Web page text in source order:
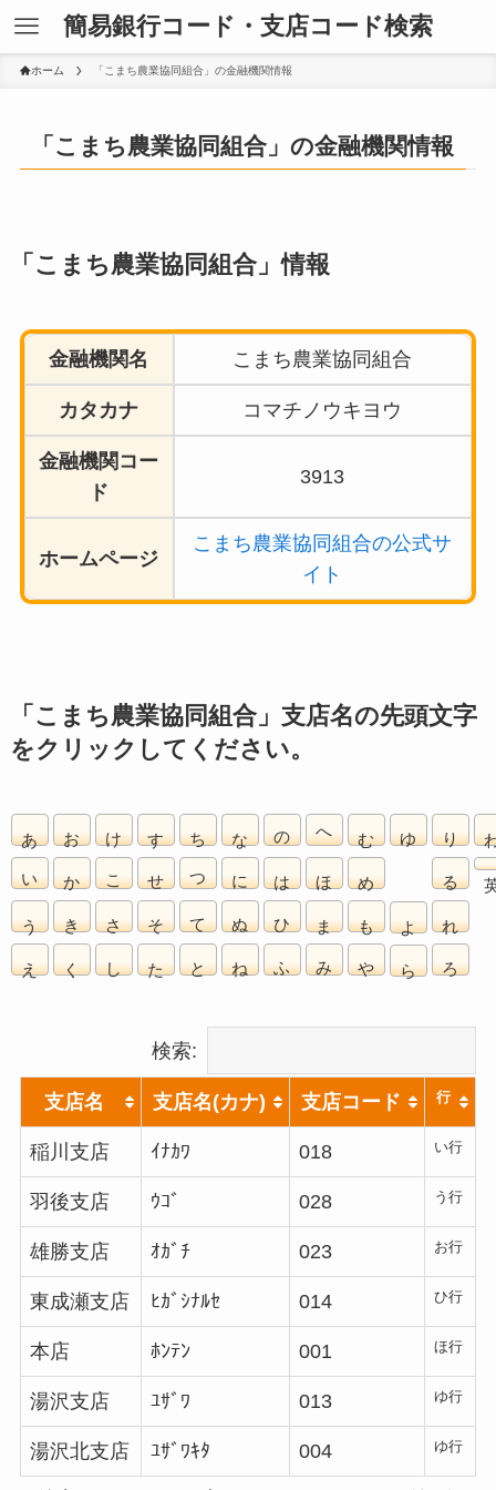
簡易銀行コード・支店コード検索
ホーム 「こまち農業協同組合」の金融機関情報
「こまち農業協同組合」の金融機関情報
「こまち農業協同組合」情報
金融機関名 こまち農業協同組合
カタカナ コマチノウキヨウ
金融機関コー
ド
3913
ホームページ
こまち農業協同組合の公式サ
イト
「こまち農業協同組合」支店名の先頭文字
をクリックしてください。
あ
い
う
え
お
か
き
く
け
こ
さ
し
す
せ
そ
た
ち
つ
て
と
な
に
ぬ
ね
の
は
ひ
ふ
へ
ほ
ま
み
む
め
も
や
ゆ
よ
ら
り
る
れ
ろ
検索:
支店名 支店名(カナ) 支店コード 行
稲川支店 ｲﾅｶﾜ 018 い行
羽後支店 ｳｺﾞ 028 う行
雄勝支店 ｵｶﾞﾁ 023 お行
東成瀬支店 ﾋｶﾞｼﾅﾙｾ 014 ひ行
本店 ﾎﾝﾃﾝ 001 ほ行
湯沢支店 ﾕｻﾞﾜ 013 ゆ行
湯沢北支店 ﾕｻﾞﾜｷﾀ 004 ゆ行